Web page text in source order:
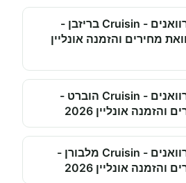
השכרת קרוואנים - Cruisin בריזבן -
מחירים והזמנה אונליין
השכרת קרוואנים - Cruisin הוברט -
אונליין 2026
השכרת קרוואנים - Cruisin מלבורן -
אונליין 2026